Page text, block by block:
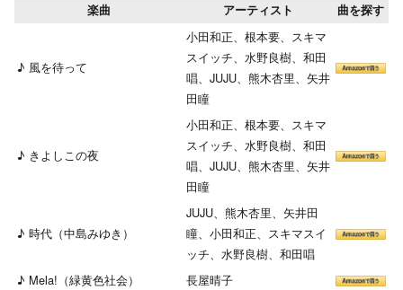
楽曲 アーティスト 曲を探す
♪ 風を待って
小田和正、根本要、スキマ
スイッチ、水野良樹、和田
唱、JUJU、熊木杏里、矢井
田瞳
♪ きよしこの夜
小田和正、根本要、スキマ
スイッチ、水野良樹、和田
唱、JUJU、熊木杏里、矢井
田瞳
♪ 時代（中島みゆき）
JUJU、熊木杏里、矢井田
瞳、小田和正、スキマスイ
ッチ、水野良樹、和田唱
♪ Mela!（緑黄色社会）
長屋晴子